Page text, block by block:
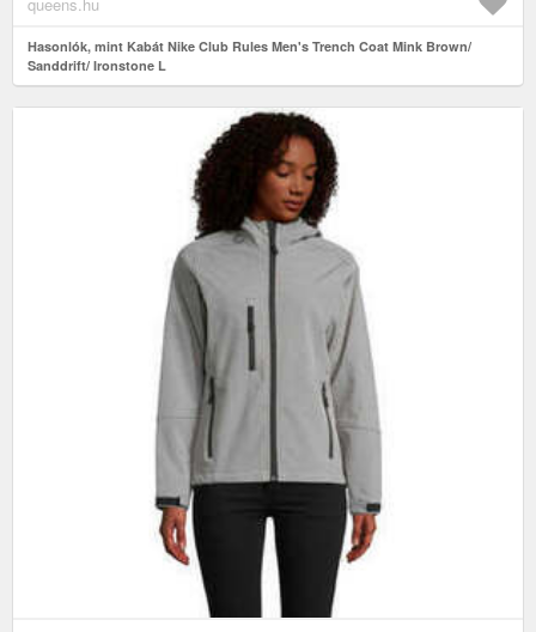
Hasonlók, mint Kabát Nike Club Rules Men's Trench Coat Mink Brown/
Sanddrift/ Ironstone L